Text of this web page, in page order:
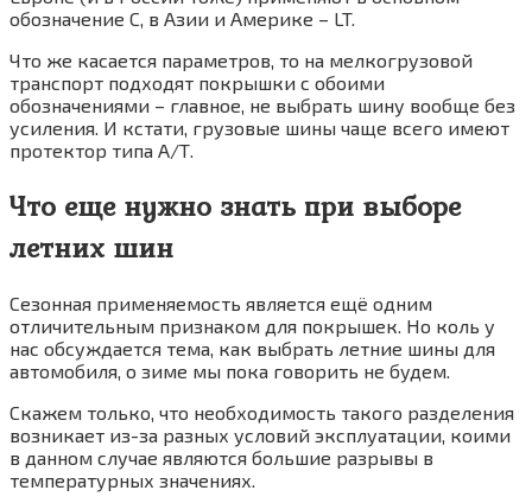
обозначение С, в Азии и Америке – LT.
Что же касается параметров, то на мелкогрузовой
транспорт подходят покрышки с обоими
обозначениями – главное, не выбрать шину вообще без
усиления. И кстати, грузовые шины чаще всего имеют
протектор типа А/Т.
Что еще нужно знать при выборе
летних шин
Сезонная применяемость является ещё одним
отличительным признаком для покрышек. Но коль у
нас обсуждается тема, как выбрать летние шины для
автомобиля, о зиме мы пока говорить не будем.
Скажем только, что необходимость такого разделения
возникает из-за разных условий эксплуатации, коими
в данном случае являются большие разрывы в
температурных значениях.